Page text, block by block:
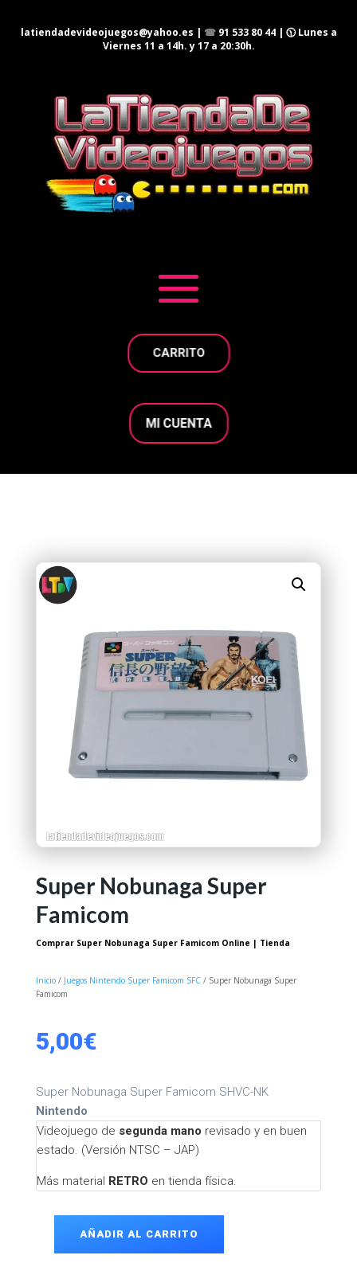
latiendadevideojuegos@yahoo.es | ☎ 91 533 80 44| 🕦 Lunes a
Viernes 11 a 14h. y 17 a 20:30h.
CARRITO
MI CUENTA
Super Nobunaga Super
Famicom
Comprar Super Nobunaga Super Famicom Online | Tienda
Inicio/ Juegos Nintendo Super Famicom SFC/ Super Nobunaga Super
Famicom
5,00€
Super Nobunaga Super Famicom SHVC-NK
Nintendo
Videojuego de segunda mano revisado y en buen
estado. (Versión NTSC – JAP)
Más material RETRO en tienda física.
Nobunaga
AÑADIR AL CARRITO